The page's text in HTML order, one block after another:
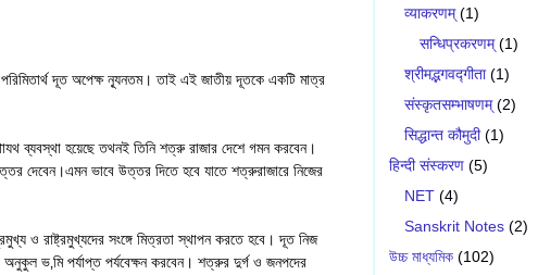
দূত অপেক্ষ ন্যূনতম। তাই এই জাতীয় দূতকে একটি মাত্র
ব্যবস্থা হয়েছে তথনই তিনি শত্রু রাজার দেশে গমন করবেন।
দেবেন।এমন ভাবে উত্তর দিতে হবে যাতে শত্রুরাজারে নিজের
ও রাষ্ট্রমুখ্যদের সংঙ্গে মিত্রতা স্থাপন করতে হবে। দূত নিজ
ভ‚মি পর্যাপ্ত পর্যবেক্ষন করবেন। শত্রুর দুর্গ ও জনপদের
व्याकरणम्(1)
सन्धिप्रकरणम्(1)
श्रीमद्भगवद्गीता(1)
संस्कृतसम्भाषणम्(2)
सिद्धान्त कौमुदी(1)
हिन्दी संस्करण (5)
NET (4)
Sanskrit Notes (2)
উচ্চ মাধ্যমিক (102)